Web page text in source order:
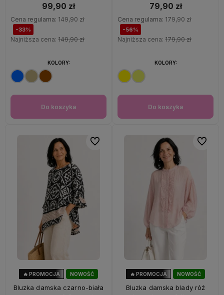
99,90 zł
Cena regularna: 149,90 zł
-33%
Najniższa cena: 149,90 zł
Do koszyka
KOLORY:
79,90 zł
Cena regularna: 179,90 zł
-56%
Najniższa cena: 179,90 zł
Do koszyka
KOLORY:
NOWOŚĆ
🔥 PROMOCJA
Bluzka damska czarno-biała
Do ulubionych
NOWOŚĆ
🔥 PROMOCJA
Bluzka damska blady róż
Do